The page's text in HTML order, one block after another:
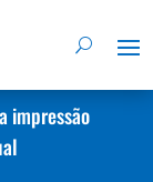
impressão